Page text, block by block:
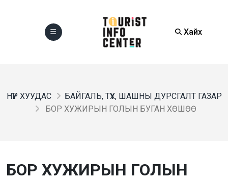
Хайх
НҮҮР ХУУДАС
БАЙГАЛЬ, ТҮҮХ, ШАШНЫ ДУРСГАЛТ ГАЗАР
БОР ХУЖИРЫН ГОЛЫН БУГАН ХӨШӨӨ
БОР ХУЖИРЫН ГОЛЫН